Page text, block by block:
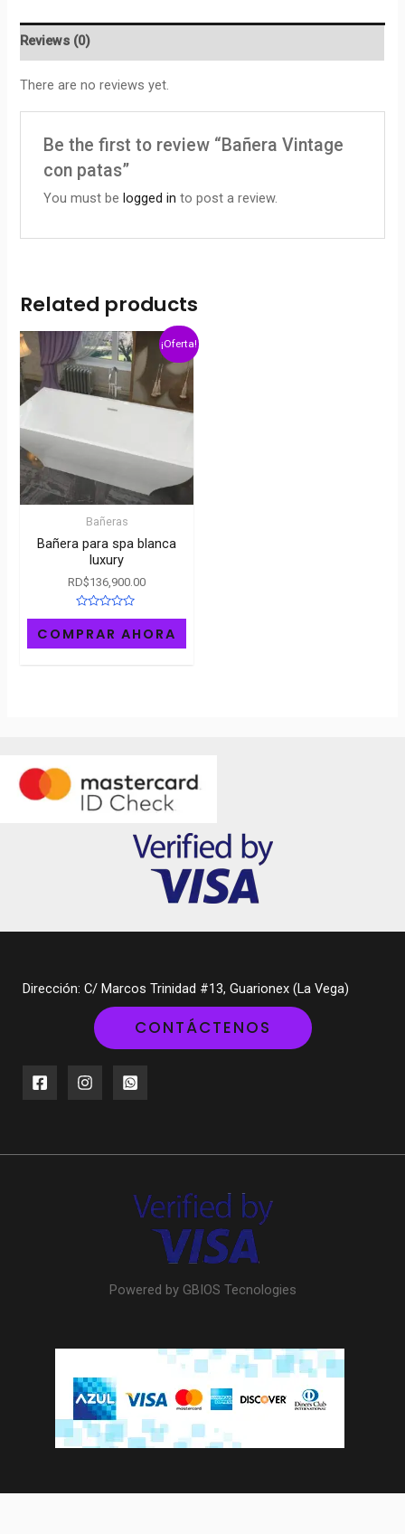
Reviews (0)
There are no reviews yet.
Be the first to review “Bañera Vintage
con patas”
You must be logged in to post a review.
Related products
¡Oferta!
Bañeras
Bañera para spa blanca
luxury
RD$136,900.00
Rated
0
out
of
COMPRAR AHORA
Dirección: C/ Marcos Trinidad #13, Guarionex (La Vega)
CONTÁCTENOS
Powered by GBIOS Tecnologies